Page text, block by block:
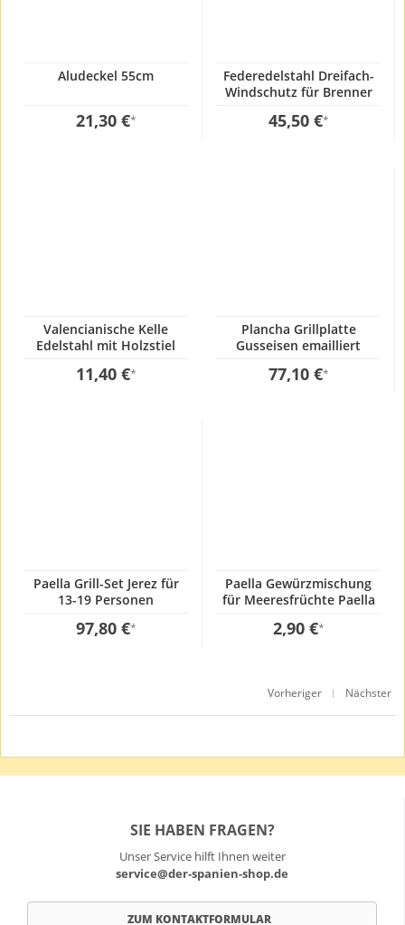
Aludeckel 55cm
21,30 €*
Federedelstahl Dreifach-
Windschutz für Brenner
45,50 €*
Valencianische Kelle
Edelstahl mit Holzstiel
11,40 €*
Plancha Grillplatte
Gusseisen emailliert
77,10 €*
Paella Grill-Set Jerez für
13-19 Personen
97,80 €*
Paella Gewürzmischung
für Meeresfrüchte Paella
2,90 €*
Vorheriger | Nächster
SIE HABEN FRAGEN?
Unser Service hilft Ihnen weiter
service@der-spanien-shop.de
ZUM KONTAKTFORMULAR